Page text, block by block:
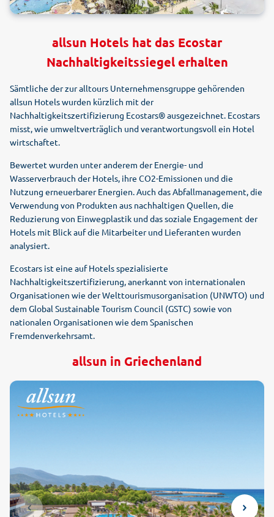
allsun Hotels hat das Ecostar
Nachhaltigkeitssiegel erhalten
Sämtliche der zur alltours Unternehmensgruppe gehörenden
allsun Hotels wurden kürzlich mit der
Nachhaltigkeitszertifizierung Ecostars® ausgezeichnet. Ecostars
misst, wie umweltverträglich und verantwortungsvoll ein Hotel
wirtschaftet.
Bewertet wurden unter anderem der Energie- und
Wasserverbrauch der Hotels, ihre CO2-Emissionen und die
Nutzung erneuerbarer Energien. Auch das Abfallmanagement, die
Verwendung von Produkten aus nachhaltigen Quellen, die
Reduzierung von Einwegplastik und das soziale Engagement der
Hotels mit Blick auf die Mitarbeiter und Lieferanten wurden
analysiert.
Ecostars ist eine auf Hotels spezialisierte
Nachhaltigkeitszertifizierung, anerkannt von internationalen
Organisationen wie der Welttourismusorganisation (UNWTO) und
dem Global Sustainable Tourism Council (GSTC) sowie von
nationalen Organisationen wie dem Spanischen
Fremdenverkehrsamt.
allsun in Griechenland